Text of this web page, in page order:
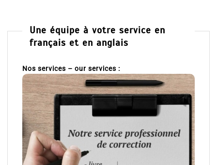
Une équipe à votre service en
français et en anglais
Nos services – our services :